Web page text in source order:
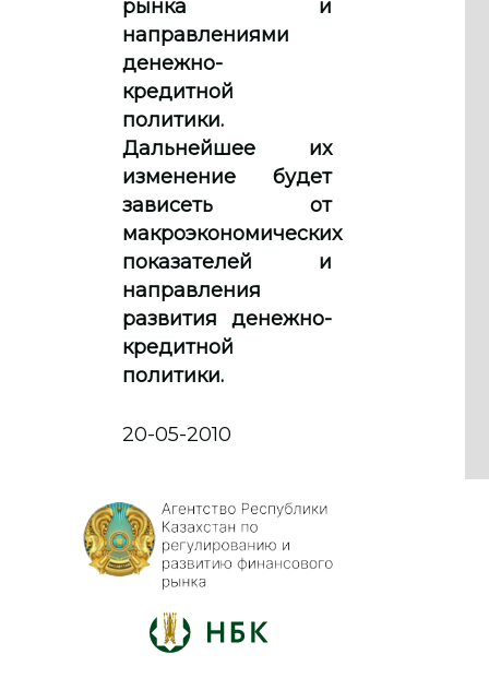
рынка и
направлениями
денежно-
кредитной
политики.
Дальнейшее их
изменение будет
зависеть от
макроэкономических
показателей и
направления
развития денежно-
кредитной
политики.
20-05-2010